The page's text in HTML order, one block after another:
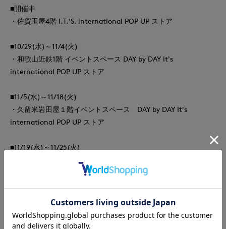
■開催中
・佐賀玉屋4階 I.T.'S. international POP UP ストア
■10/29(水)～11/4(火)
・和歌山近鉄1階 イベントスペース DAY by DAY It's
international POP UP ストア
■11/5(水)～11/18(火)
・久留米岩田屋１階イベントスペース DAY by DAY It's
international POP UP ストア
■11/19(水)～11/25(火)
international POP UP ストア
■11/26(水)～12/2(火)